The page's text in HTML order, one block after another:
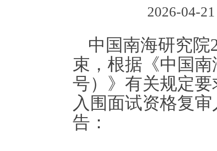
2026-04-
中国南海研究院
束，根据《中国
号）》有关规定
入围面试资格复
告：